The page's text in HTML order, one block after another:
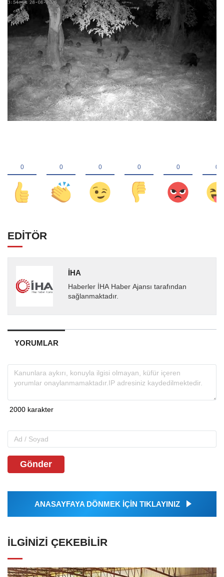
EDİTÖR
İHA
Haberler İHA Haber Ajansı tarafından
sağlanmaktadır.
YORUMLAR
Gönder
ANASAYFAYA DÖNMEK İÇİN TIKLAYINIZ
İLGINIZI ÇEKEBILIR